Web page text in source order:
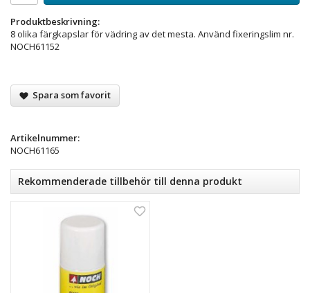
Produktbeskrivning:
8 olika färgkapslar för vädring av det mesta. Använd fixeringslim nr.
NOCH61152
Spara som favorit
Artikelnummer:
NOCH61165
Rekommenderade tillbehör till denna produkt